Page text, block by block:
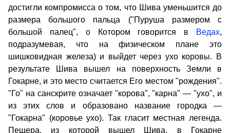
достигли компромисса о том, что Шива уменьшится до
размера большого пальца ("Пуруша размером с
большой палец", о Котором говорится в
Ведах,
подразумевая, что на физическом плане это
шишковидная железа) и выйдет через ухо коровы. В
результате Шива вышел на поверхность Земли в
Гокарне, и это место считается Его местом "рождения".
"Го" на санскрите означает "корова", "карна" — "ухо", и
из этих слов и образовано название городка —
"Гокарна" (коровье ухо). Так гласит местная легенда.
Пещера, из которой вышел Шива, в Гокарне